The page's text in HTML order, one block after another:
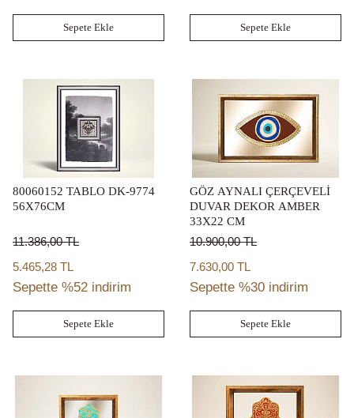
Sepete Ekle Sepete Ekle
80060152 TABLO DK-9774
56X76CM
11.386,00TL
5.465,28 TL
Sepette %52 indirim
Sepete Ekle
GÖZ AYNALI ÇERÇEVELİ
DUVAR DEKOR AMBER
33X22 CM
10.900,00TL
7.630,00 TL
Sepette %30 indirim
Sepete Ekle